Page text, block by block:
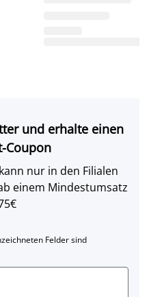
und erhalte einen
Coupon
nur in den Filialen
einem Mindestumsatz
Felder sind